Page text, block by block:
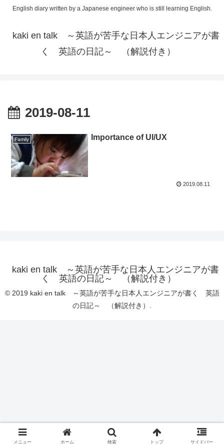
English diary written by a Japanese engineer who is still learning English.
kaki en talk ～英語が苦手な日本人エンジニアが書
く 英語の日記～ （解説付き）
2019-08-11
Family Importance of UI/UX
2019.08.11
kaki en talk ～英語が苦手な日本人エンジニアが書
く 英語の日記～ （解説付き）
© 2019 kaki en talk ～英語が苦手な日本人エンジニアが書く 英語
の日記～ （解説付き）.
メニュー ホーム 検索 トップ サイドバー